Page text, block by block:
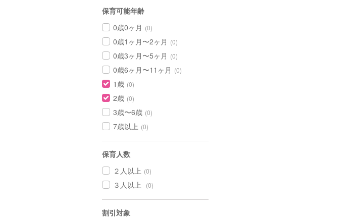
保育可能年齢
0歳0ヶ月 (0)
0歳1ヶ月〜2ヶ月 (0)
0歳3ヶ月〜5ヶ月 (0)
0歳6ヶ月〜11ヶ月 (0)
1歳 (0)
2歳 (0)
3歳〜6歳 (0)
7歳以上 (0)
保育人数
２人以上 (0)
３人以上 (0)
割引対象